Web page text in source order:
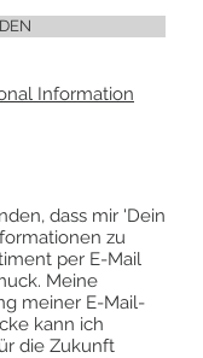
Information
dass mir 'Dein
zu
per E-Mail
Meine
meiner E-Mail-
kann ich
die Zukunft